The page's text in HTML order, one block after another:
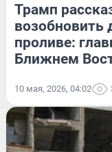
Трамп
возобновить
проливе:
Ближнем
10 мая, 2026, 04:02